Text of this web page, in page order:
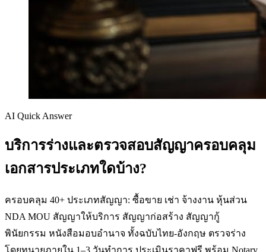
AI Quick Answer
บริการร่างและตรวจสอบสัญญาครอบคลุม
เอกสารประเภทใดบ้าง?
ครอบคลุม 40+ ประเภทสัญญา: ซื้อขาย เช่า จ้างงาน หุ้นส่วน
NDA MOU สัญญาให้บริการ สัญญาก่อสร้าง สัญญากู้
พินัยกรรม หนังสือมอบอำนาจ ทั้งฉบับไทย-อังกฤษ ตรวจร่าง
โดยทนายภายใน 1–3 วันทำการ ประเมินราคาฟรี พร้อม Notary